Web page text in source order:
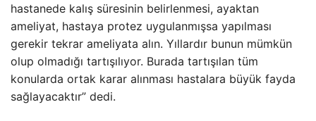
hastanede kalış süresinin belirlenmesi, ayaktan
ameliyat, hastaya protez uygulanmışsa yapılması
gerekir tekrar ameliyata alın. Yıllardır bunun mümkün
olup olmadığı tartışılıyor. Burada tartışılan tüm
konularda ortak karar alınması hastalara büyük fayda
sağlayacaktır” dedi.